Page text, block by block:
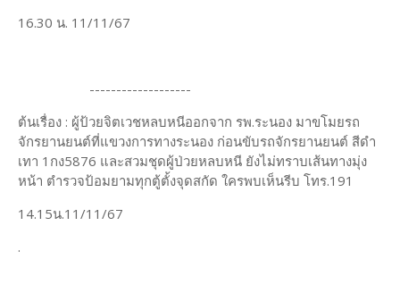
16.30 น. 11/11/67
-------------------
ต้นเรื่อง : ผู้ป้วยจิตเวชหลบหนีออกจาก รพ.ระนอง มาขโมยรถ
จักรยานยนต์ที่แขวงการทางระนอง ก่อนขับรถจักรยานยนต์ สีดำ
เทา 1กง5876 และสวมชุดผู้ป่วยหลบหนี ยังไม่ทราบเส้นทางมุ่ง
หน้า ตำรวจป้อมยามทุกตู้ตั้งจุดสกัด ใครพบเห็นรีบ โทร.191
14.15น.11/11/67
.